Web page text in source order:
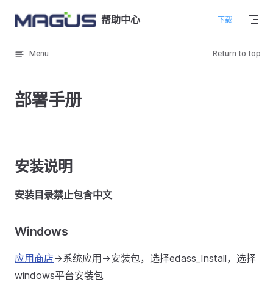
Skip to content 帮助中心 下载
Menu Return to top
部署手册
安装说明
安装目录禁止包含中文
Windows
应用商店->系统应用->安装包，选择edass_Install，选择
windows平台安装包